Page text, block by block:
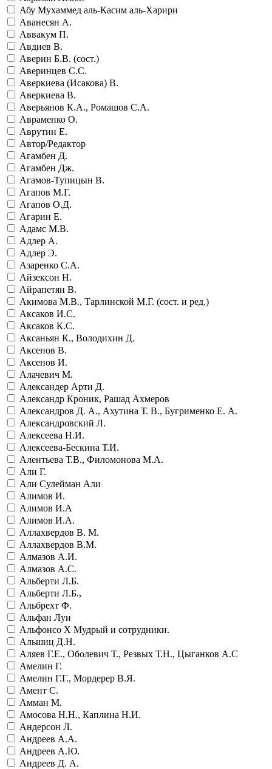
Абу Мухаммед аль-Касим аль-Харири
Аванесян А.
Аввакум П.
Авдиев В.
Аверин Б.В. (сост.)
Аверинцев С.С.
Аверкиева (Исакова) В.
Аверкиева В.
Аверьянов К.А., Ромашов С.А.
Авраменко О.
Аврутин Е.
Автор/Редактор
Агамбен Д.
Агамбен Дж.
Агамов-Тупицын В.
Агапов М.Г.
Агапов О.Д.
Агарин Е.
Адамс М.В.
Адлер А.
Адлер Э.
Азаренко С.А.
Айзексон Н.
Айрапетян В.
Акимова М.В., Тарлинской М.Г. (сост. и ред.)
Аксаков И.С.
Аксаков К.С.
Аксаньян К., Володихин Д.
Аксенов В.
Аксенов И.
Алачевич М.
Александер Арти Д.
Александр Кроник, Рашад Ахмеров
Александров Д. А., Ахутина Т. В., Бугрименко Е. А.
Александровский Л.
Алексеева Н.И.
Алексеева-Бескина Т.И.
Алентьева Т.В., Филомонова М.А.
Али Г.
Али Сулейман Али
Алимов И.
Алимов И.А
Алимов И.А.
Аллахвердов В. М.
Аллахвердов В.М.
Алмазов А.И.
Алмазов А.С.
Альберти Л.Б.
Альберти Л.Б.,
Альбрехт Ф.
Альфан Луи
Альфонсо Х Мудрый и сотрудники.
Альшиц Д.Н.
Аляев Г.Е., Оболевич Т., Резвых Т.Н., Цыганков А.С
Амелин Г.
Амелин Г.Г., Мордерер В.Я.
Амент С.
Амман М.
Амосова Н.Н., Каплина Н.И.
Андерсон Л.
Андреев А.А.
Андреев А.Ю.
Андреев Д. А.